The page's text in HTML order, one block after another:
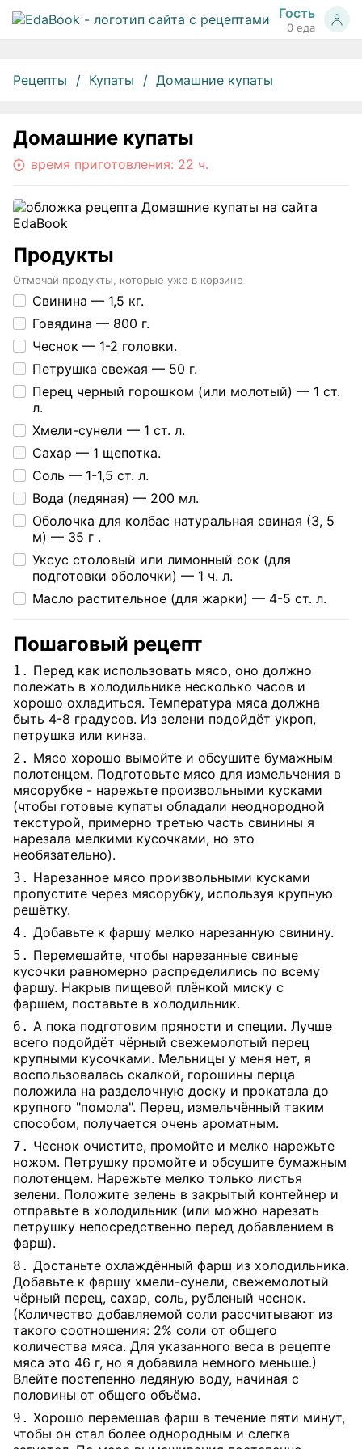
Гость
0 еда
Рецепты Купаты Домашние купаты
Домашние купаты
время приготовления: 22 ч.
Продукты
Отмечай продукты, которые уже в корзине
Свинина — 1,5 кг.
Говядина — 800 г.
Чеснок — 1-2 головки.
Петрушка свежая — 50 г.
Перец черный горошком (или молотый) — 1 ст.
л.
Хмели-сунели — 1 ст. л.
Сахар — 1 щепотка.
Соль — 1-1,5 ст. л.
Вода (ледяная) — 200 мл.
Оболочка для колбас натуральная свиная (3, 5
м) — 35 г .
Уксус столовый или лимонный сок (для
подготовки оболочки) — 1 ч. л.
Масло растительное (для жарки) — 4-5 ст. л.
Пошаговый рецепт
1. Перед как использовать мясо, оно должно
полежать в холодильнике несколько часов и
хорошо охладиться. Температура мяса должна
быть 4-8 градусов. Из зелени подойдёт укроп,
петрушка или кинза.
2. Мясо хорошо вымойте и обсушите бумажным
полотенцем. Подготовьте мясо для измельчения в
мясорубке - нарежьте произвольными кусками
(чтобы готовые купаты обладали неоднородной
текстурой, примерно третью часть свинины я
нарезала мелкими кусочками, но это
необязательно).
3. Нарезанное мясо произвольными кусками
пропустите через мясорубку, используя крупную
решётку.
4. Добавьте к фаршу мелко нарезанную свинину.
5. Перемешайте, чтобы нарезанные свиные
кусочки равномерно распределились по всему
фаршу. Накрыв пищевой плёнкой миску с
фаршем, поставьте в холодильник.
6. А пока подготовим пряности и специи. Лучше
всего подойдёт чёрный свежемолотый перец
крупными кусочками. Мельницы у меня нет, я
воспользовалась скалкой, горошины перца
положила на разделочную доску и прокатала до
крупного "помола". Перец, измельчённый таким
способом, получается очень ароматным.
7. Чеснок очистите, промойте и мелко нарежьте
ножом. Петрушку промойте и обсушите бумажным
полотенцем. Нарежьте мелко только листья
зелени. Положите зелень в закрытый контейнер и
отправьте в холодильник (или можно нарезать
петрушку непосредственно перед добавлением в
фарш).
8. Достаньте охлаждённый фарш из холодильника.
Добавьте к фаршу хмели-сунели, свежемолотый
чёрный перец, сахар, соль, рубленый чеснок.
(Количество добавляемой соли рассчитывают из
такого соотношения: 2% соли от общего
количества мяса. Для указанного веса в рецепте
мяса это 46 г, но я добавила немного меньше.)
Влейте постепенно ледяную воду, начиная с
половины от общего объёма.
9. Хорошо перемешав фарш в течение пяти минут,
чтобы он стал более однородным и слегка